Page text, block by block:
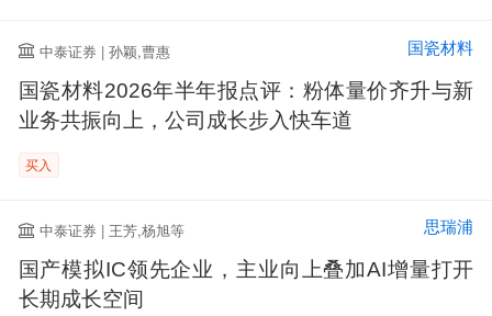
中泰证券 | 孙颖,曹惠 国瓷材料
国瓷材料2026年半年报点评：粉体量价齐升与新
业务共振向上，公司成长步入快车道
买入
中泰证券 | 王芳,杨旭等 思瑞浦
国产模拟IC领先企业，主业向上叠加AI增量打开
长期成长空间